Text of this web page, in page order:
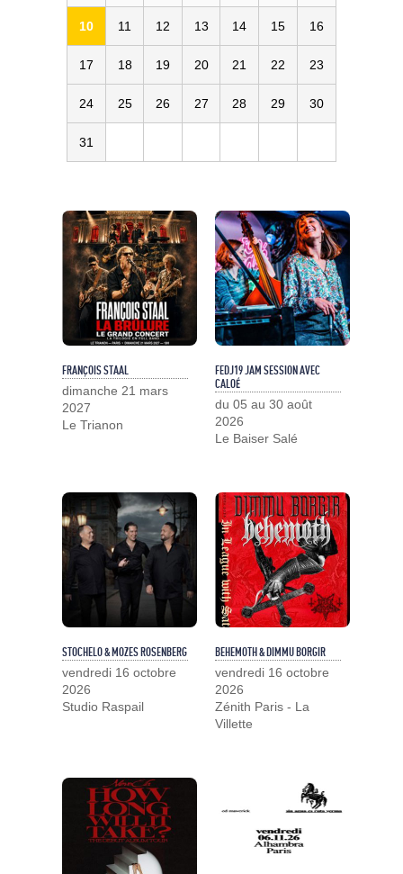
10 11 12 13 14 15 16
17 18 19 20 21 22 23
24 25 26 27 28 29 30
31
FRANÇOIS STAAL
dimanche 21 mars
2027
Le Trianon
FEDJ19 JAM SESSION AVEC
CALOÉ
du 05 au 30 août
2026
Le Baiser Salé
STOCHELO & MOZES ROSENBERG
vendredi 16 octobre
2026
Studio Raspail
BEHEMOTH & DIMMU BORGIR
vendredi 16 octobre
2026
Zénith Paris - La
Villette